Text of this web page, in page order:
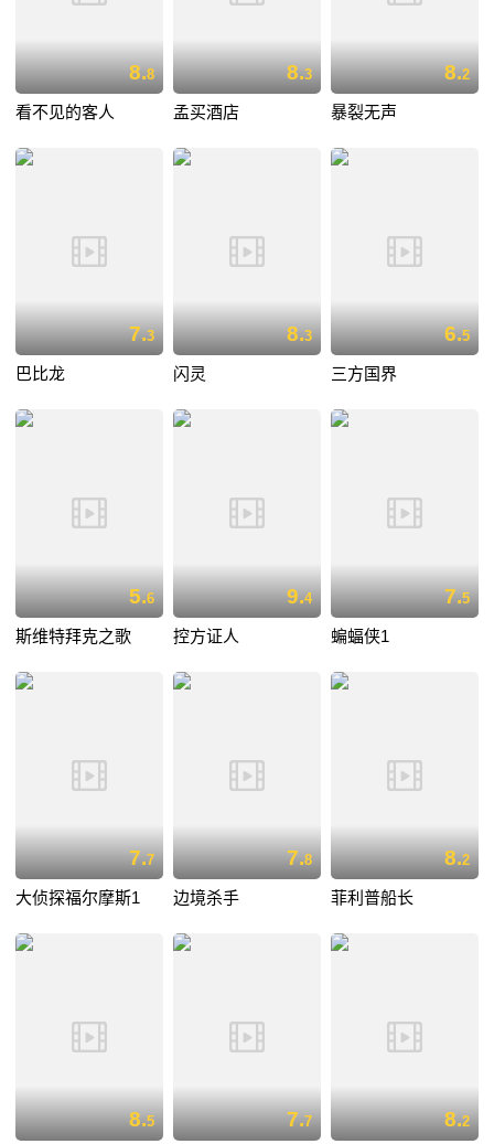
8.8
看不见的客人
8.3
孟买酒店
8.2
暴裂无声
7.3
巴比龙
8.3
闪灵
6.5
三方国界
5.6
斯维特拜克之歌
9.4
控方证人
7.5
蝙蝠侠1
7.7
大侦探福尔摩斯1
7.8
边境杀手
8.2
菲利普船长
8.5 7.7 8.2